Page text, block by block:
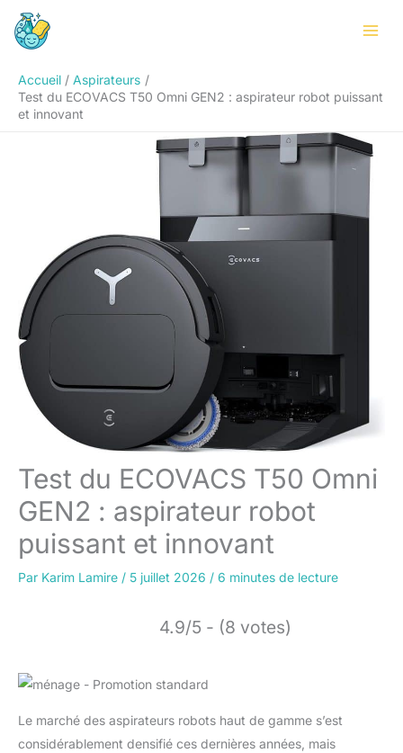
Aller
Accueil
Aspirateurs
Test du ECOVACS T50 Omni GEN2 : aspirateur robot puissant
et innovant
Test du ECOVACS T50 Omni
GEN2 : aspirateur robot
puissant et innovant
Par Karim Lamire / 5 juillet 2026 / 6 minutes de lecture
4.9/5 - (8 votes)
Le marché des aspirateurs robots haut de gamme s’est
considérablement densifié ces dernières années, mais
Rechercher